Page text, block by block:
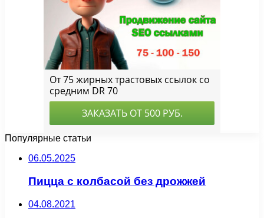
Популярные статьи
06.05.2025
Пицца с колбасой без дрожжей
04.08.2021